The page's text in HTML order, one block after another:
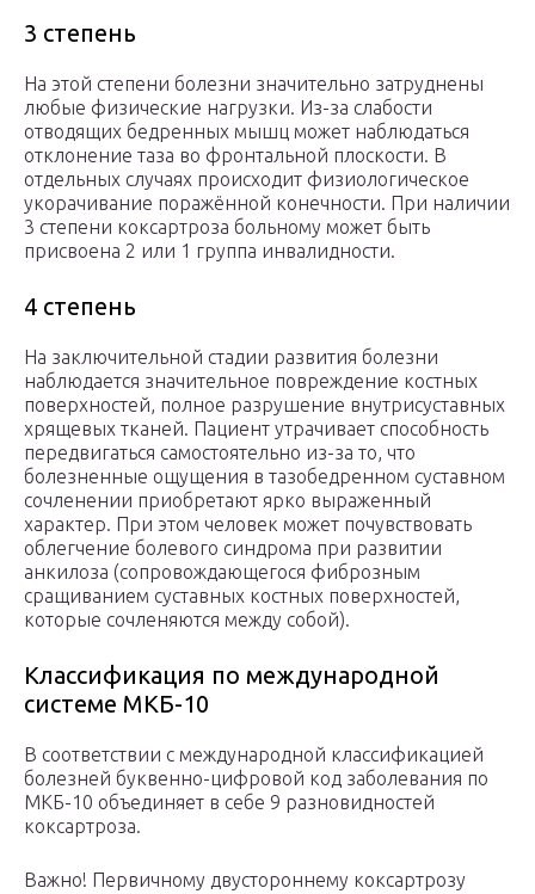
3 степень
На этой степени болезни значительно затруднены
любые физические нагрузки. Из-за слабости
отводящих бедренных мышц может наблюдаться
отклонение таза во фронтальной плоскости. В
отдельных случаях происходит физиологическое
укорачивание поражённой конечности. При наличии
3 степени коксартроза больному может быть
присвоена 2 или 1 группа инвалидности.
4 степень
На заключительной стадии развития болезни
наблюдается значительное повреждение костных
поверхностей, полное разрушение внутрисуставных
хрящевых тканей. Пациент утрачивает способность
передвигаться самостоятельно из-за то, что
болезненные ощущения в тазобедренном суставном
сочленении приобретают ярко выраженный
характер. При этом человек может почувствовать
облегчение болевого синдрома при развитии
анкилоза (сопровождающегося фиброзным
сращиванием суставных костных поверхностей,
которые сочленяются между собой).
Классификация по международной
системе МКБ-10
В соответствии с международной классификацией
болезней буквенно-цифровой код заболевания по
МКБ-10 объединяет в себе 9 разновидностей
коксартроза.
Важно! Первичному двустороннему коксартрозу